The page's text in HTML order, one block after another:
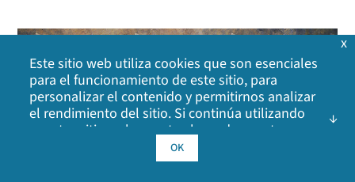
Este sitio web utiliza cookies que son esenciales
para el funcionamiento de este sitio, para
personalizar el contenido y permitirnos analizar
el rendimiento del sitio. Si continúa utilizando
nuestro sitio web, acepta el uso de nuestras
cookies. Haga clic en Aceptar para indicar que
política de cookies
OK
x